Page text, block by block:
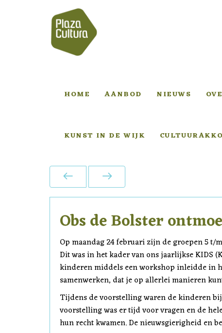
HOME AANBOD NIEUWS
KUNST IN DE WIJK
Obs de Bolster
Op maandag 24 februari zijn de groepen 5 t/
Dit was in het kader van ons jaarlijkse KIDS
kinderen middels een workshop inleidde in
samenwerken, dat je op allerlei manieren
Tijdens de voorstelling waren de kinderen
voorstelling was er tijd voor vragen en de
hun recht kwamen. De nieuwsgierigheid en